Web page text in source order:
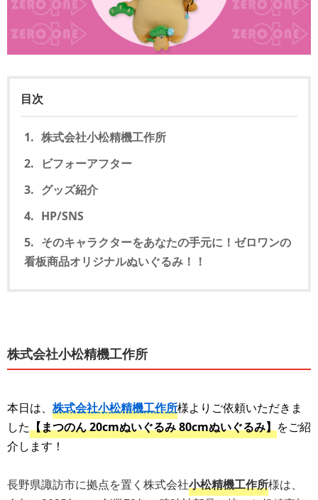
目次
株式会社小松精機工作所
ビフォーアフター
グッズ紹介
HP/SNS
そのキャラクターをあなたの手元に！ゼロワンの
看板商品オリジナルぬいぐるみ！！
株式会社小松精機工作所
本日は、 株式会社小松精機工作所様よりご依頼いただきま
した【まつのん 20cmぬいぐるみ 80cmぬいぐるみ】をご紹
介します！
長野県諏訪市に拠点を置く株式会社小松精機工作所様は、